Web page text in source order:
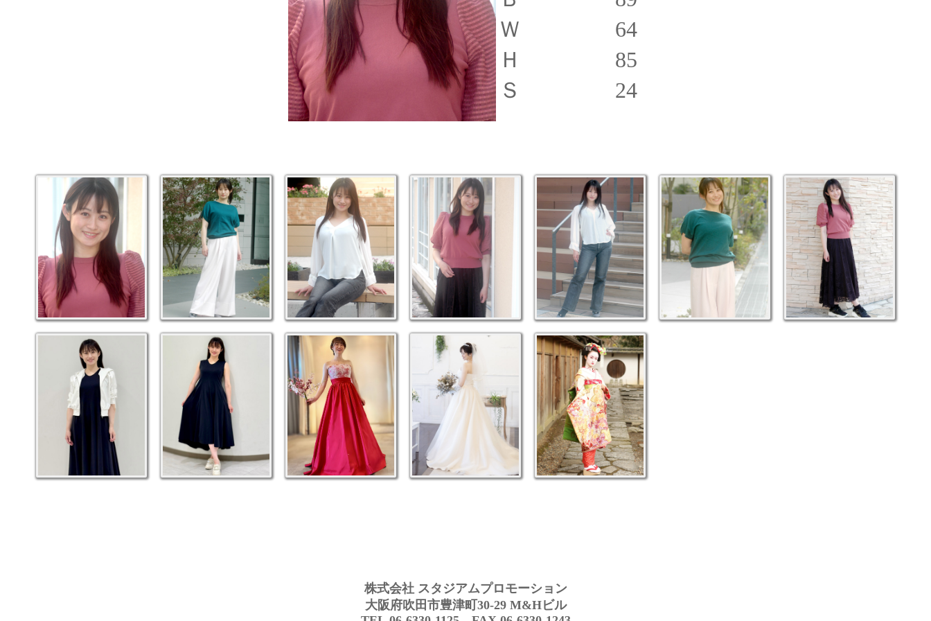
Ｗ 64
Ｈ 85
Ｓ 24
株式会社 スタジアムプロモーション
大阪府吹田市豊津町30-29 M&Hビル